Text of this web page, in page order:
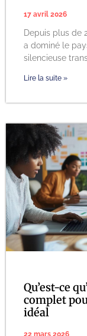
17 avril 2026
Depuis plus de
a dominé le
silencieuse
Lire la suite »
Qu’est-ce
complet
idéal
22 mars 2026